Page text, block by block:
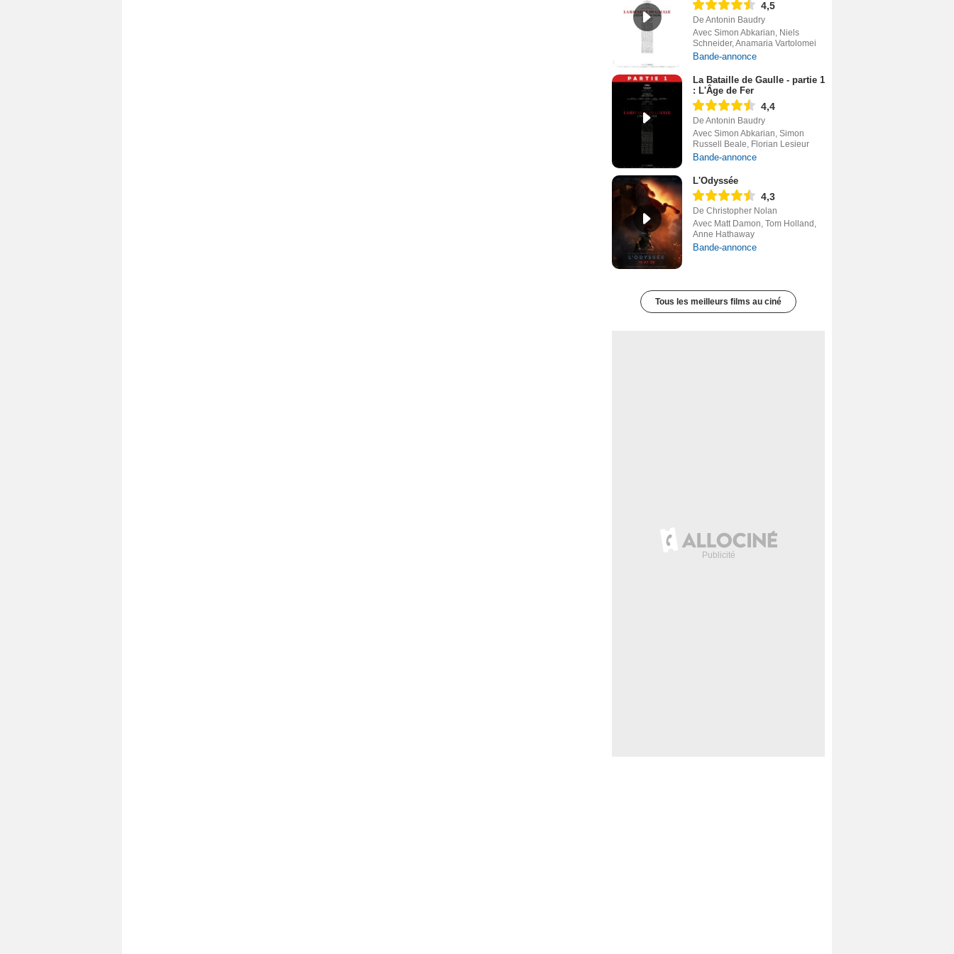
4,5
De Antonin Baudry
Avec Simon Abkarian, Niels
Schneider, Anamaria Vartolomei
Bande-annonce
La Bataille de Gaulle - partie 1
: L'Âge de Fer
4,4
De Antonin Baudry
Avec Simon Abkarian, Simon
Russell Beale, Florian Lesieur
Bande-annonce
L'Odyssée
4,3
De Christopher Nolan
Avec Matt Damon, Tom Holland,
Anne Hathaway
Bande-annonce
Tous les meilleurs films au ciné